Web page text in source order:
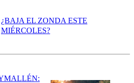
¿BAJA EL ZONDA ESTE
MIÉRCOLES?